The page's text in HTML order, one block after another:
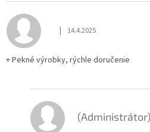
Hodnotenie obchodu je 5 z
| 14.4.2025
+ Pekné výrobky, rýchle doručenie
(Administrátor)